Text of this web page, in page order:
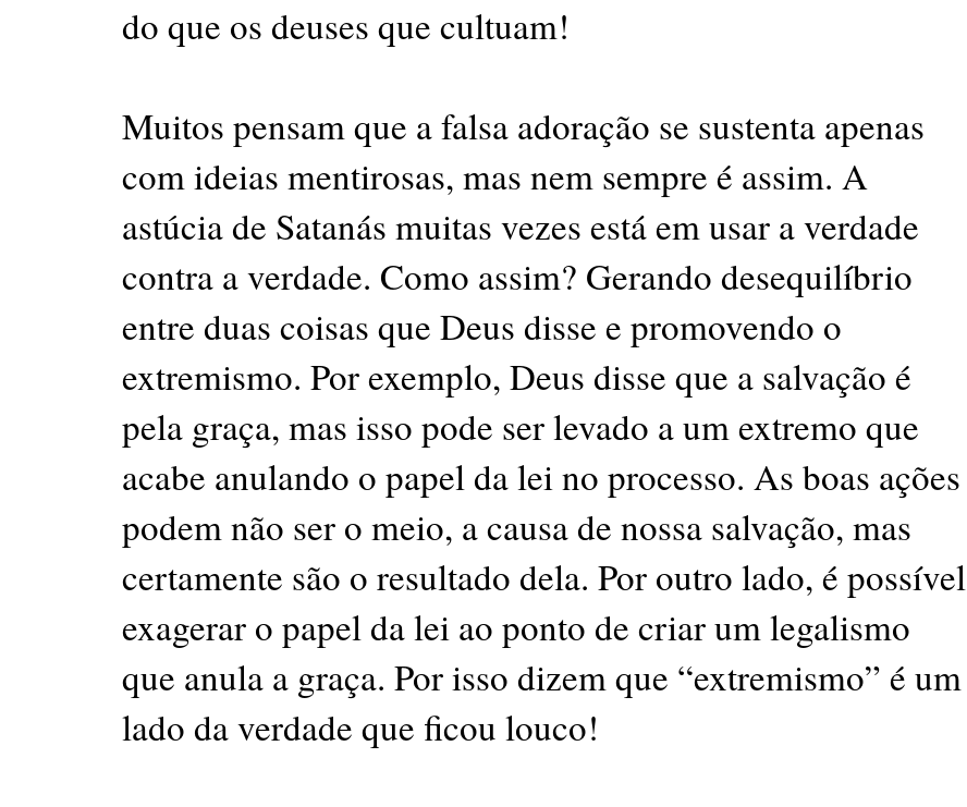
do que os deuses que cultuam!
Muitos pensam que a falsa adoração se sustenta apenas
com ideias mentirosas, mas nem sempre é assim. A
astúcia de Satanás muitas vezes está em usar a verdade
contra a verdade. Como assim? Gerando desequilíbrio
entre duas coisas que Deus disse e promovendo o
extremismo. Por exemplo, Deus disse que a salvação é
pela graça, mas isso pode ser levado a um extremo que
acabe anulando o papel da lei no processo. As boas ações
podem não ser o meio, a causa de nossa salvação, mas
certamente são o resultado dela. Por outro lado, é possível
exagerar o papel da lei ao ponto de criar um legalismo
que anula a graça. Por isso dizem que “extremismo” é um
lado da verdade que ficou louco!